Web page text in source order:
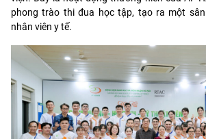
phong trào thi đua học tập, tạo ra một
nhân viên y tế.